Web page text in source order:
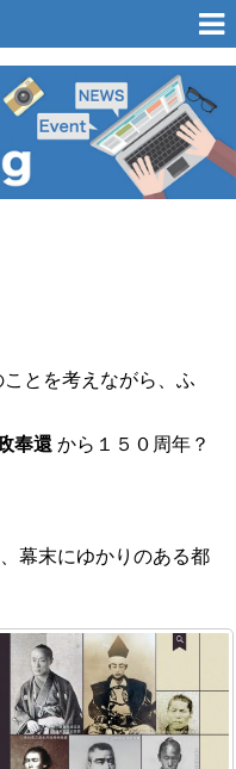
とを考えながら、ふ
奉還 から１５０周年？
幕末にゆかりのある都